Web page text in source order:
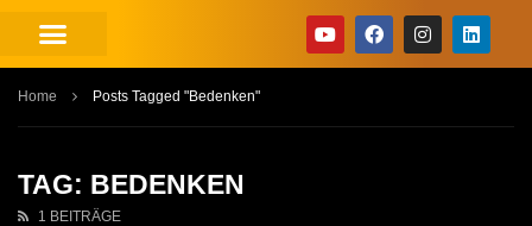
Home Posts Tagged "Bedenken"
TAG: BEDENKEN
1 BEITRÄGE